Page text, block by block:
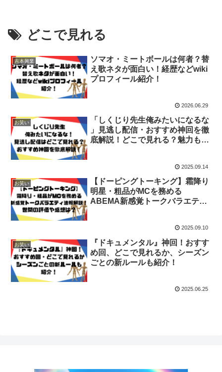
どこで見れる
吉本興業
ソマオ・ミートボールは何者？替
え歌ネタが面白い！経歴などwiki
プロフィール紹介！
2026.06.29
お笑い
「しくじり先生俺みたいになるな
」見逃し配信・おすすめ神回を徹
底解説！どこで見れる？魅力も紹
2025.09.14
お笑い
【ドーピングトーキング】霜降り
明星・粗品がMCを務める
ABEMA新感覚トークバラエティ
2025.09.10
お笑い
『ドキュメンタル』神回！おすす
め回、どこで見れるか、シーズン
ごとの新ルールも紹介！
2025.06.25